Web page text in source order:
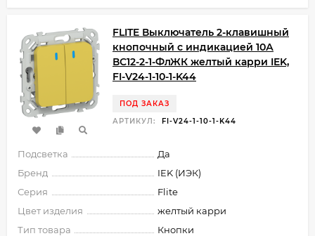
FLITE Выключатель 2-клавишный
кнопочный с индикацией 10А
ВС12-2-1-ФлЖК желтый карри IEK,
FI-V24-1-10-1-K44
ПОД ЗАКАЗ
АРТИКУЛ:
FI-V24-1-10-1-K44
Подсветка
Да
Бренд
IEK (ИЭК)
Серия
Flite
Цвет изделия
желтый карри
Тип товара
Кнопки